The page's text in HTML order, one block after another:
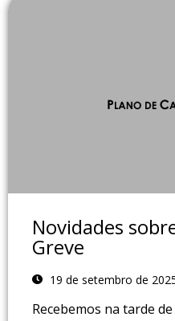
Novidades
Greve
19 de setembro de
Recebemos na tarde